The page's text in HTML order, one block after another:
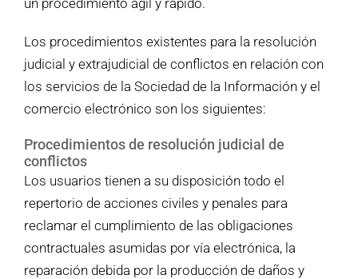
Los procedimientos existentes para la resolución
judicial y extrajudicial de conflictos en relación con
los servicios de la Sociedad de la Información y el
comercio electrónico son los siguientes:
Procedimientos de resolución judicial de
conflictos
Los usuarios tienen a su disposición todo el
repertorio de acciones civiles y penales para
reclamar el cumplimiento de las obligaciones
contractuales asumidas por vía electrónica, la
reparación debida por la producción de daños y